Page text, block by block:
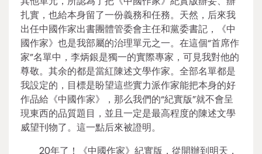
扎實，也給本身留了一份義務和任務。天然，后來我
出任中國作家出書團體管委會主任和黨委書記，《中
國作家》也是我部屬的治理單元之一。在這個“首席作
家”名單中，李炳銀是獨一的實際專家，可見我對他的
尊敬。其余的都是當紅陳述文學作家。全部名單都是
我設定的，目標是盼望這些實力派作家能把本身的好
作品給《中國作家》，那么我們的“紀實版”就不會呈
現東西的品質題目，並且一定是最高程度的陳述文學
威望刊物了。這一點后來被證明。
20年了！《中國作家》紀實版，從開辦到明天，